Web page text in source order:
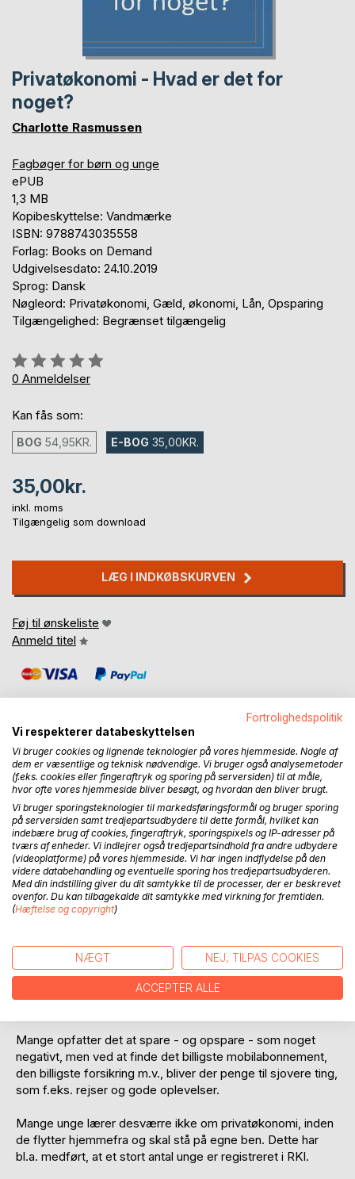
Privatøkonomi - Hvad er det for
noget?
Charlotte Rasmussen
Fagbøger for børn og unge
ePUB
1,3 MB
Kopibeskyttelse: Vandmærke
ISBN: 9788743035558
Forlag: Books on Demand
Udgivelsesdato: 24.10.2019
Sprog: Dansk
Nøgleord: Privatøkonomi, Gæld, økonomi, Lån, Opsparing
Tilgængelighed: Begrænset tilgængelig
Anmeldelse::
0%
0 Anmeldelser
Kan fås som:
BOG 54,95KR. E-BOG 35,00KR.
35,00kr.
inkl. moms
Tilgængelig som download
LÆG I INDKØBSKURVEN
Føj til ønskeliste
Anmeld titel
BESKRIVELSE
En bog primært til unge, som er på vej til, eller påtænker
inden for en kortere årrække, at flytte hjemmefra. Selvom
bogen, som udgangspunkt, er skrevet til unge, kan den
også med fordel læses af dig, som gerne vil have styr på
og/eller mere luft i din privatøkonomi.
Bogen giver indblik i emnerne Budget & Opsparing, Bilkøb,
Der er ingen løftede pegefingre, men kun facts, egne
erfaringer og gode råd samt links til pålidelige og
Mange opfatter det at spare - og opspare - som noget
negativt, men ved at finde det billigste mobilabonnement,
den billigste forsikring m.v., bliver der penge til sjovere ting,
som f.eks. rejser og gode oplevelser.
Mange unge lærer desværre ikke om privatøkonomi, inden
de flytter hjemmefra og skal stå på egne ben. Dette har
bl.a. medført, at et stort antal unge er registreret i RKI.
Fortrolighedspolitik
Vi respekterer databeskyttelsen
Vi bruger cookies og lignende teknologier på vores hjemmeside. Nogle af
dem er væsentlige og teknisk nødvendige. Vi bruger også analysemetoder
(f.eks. cookies eller fingeraftryk og sporing på serversiden) til at måle,
hvor ofte vores hjemmeside bliver besøgt, og hvordan den bliver brugt.
Vi bruger sporingsteknologier til markedsføringsformål og bruger sporing
på serversiden samt tredjepartsudbydere til dette formål, hvilket kan
indebære brug af cookies, fingeraftryk, sporingspixels og IP-adresser på
tværs af enheder. Vi indlejrer også tredjepartsindhold fra andre udbydere
(videoplatforme) på vores hjemmeside. Vi har ingen indflydelse på den
videre databehandling og eventuelle sporing hos tredjepartsudbyderen.
Med din indstilling giver du dit samtykke til de processer, der er beskrevet
ovenfor. Du kan tilbagekalde dit samtykke med virkning for fremtiden.
(Hæftelse og copyright)
NÆGT NEJ, TILPAS COOKIES
ACCEPTER ALLE